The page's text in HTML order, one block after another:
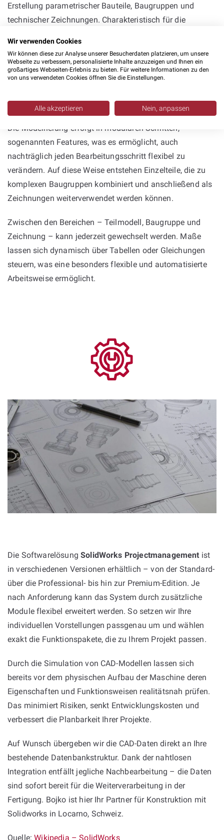
Erstellung parametrischer Bauteile, Baugruppen und
technischer Zeichnungen. Charakteristisch für die
sowie mit konkreten Bemaßungen zur präzisen Definition
von Geometrien. Die Software kann selbst genutzt
werden.
Die Modellierung erfolgt in modularen Schritten,
sogenannten Features, was es ermöglicht, auch
nachträglich jeden Bearbeitungsschritt flexibel zu
verändern. Auf diese Weise entstehen Einzelteile, die zu
komplexen Baugruppen kombiniert und anschließend als
Zeichnungen weiterverwendet werden können.
Zwischen den Bereichen – Teilmodell, Baugruppe und
Zeichnung – kann jederzeit gewechselt werden. Maße
lassen sich dynamisch über Tabellen oder Gleichungen
steuern, was eine besonders flexible und automatisierte
Arbeitsweise ermöglicht.
Die SoftwarelösungSolidWorks Projectmanagement ist
in verschiedenen Versionen erhältlich – von der Standard-
über die Professional- bis hin zur Premium-Edition. Je
nach Anforderung kann das System durch zusätzliche
Module flexibel erweitert werden. So setzen wir Ihre
individuellen Vorstellungen passgenau um und wählen
exakt die Funktionspakete, die zu Ihrem Projekt passen.
Durch die Simulation von CAD-Modellen lassen sich
bereits vor dem physischen Aufbau der Maschine deren
Eigenschaften und Funktionsweisen realitätsnah prüfen.
Das minimiert Risiken, senkt Entwicklungskosten und
verbessert die Planbarkeit Ihrer Projekte.
Auf Wunsch übergeben wir die CAD-Daten direkt an Ihre
bestehende Datenbankstruktur. Dank der nahtlosen
Integration entfällt jegliche Nachbearbeitung – die Daten
sind sofort bereit für die Weiterverarbeitung in der
Fertigung. Bojko ist hier Ihr Partner für Konstruktion mit
Solidworks in Locarno, Schweiz.
Quelle:Wikipedia – SolidWorks
Wir verwenden Cookies
Wir können diese zur Analyse unserer Besucherdaten platzieren, um unsere
Webseite zu verbessern, personalisierte Inhalte anzuzeigen und Ihnen ein
großartiges Webseiten-Erlebnis zu bieten. Für weitere Informationen zu den
von uns verwendeten Cookies öffnen Sie die Einstellungen.
Alle akzeptieren Nein, anpassen